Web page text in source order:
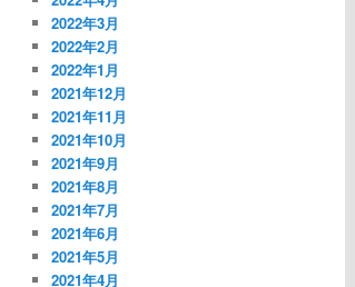
2022年3月
2022年2月
2022年1月
2021年12月
2021年11月
2021年10月
2021年9月
2021年8月
2021年7月
2021年6月
2021年5月
2021年4月